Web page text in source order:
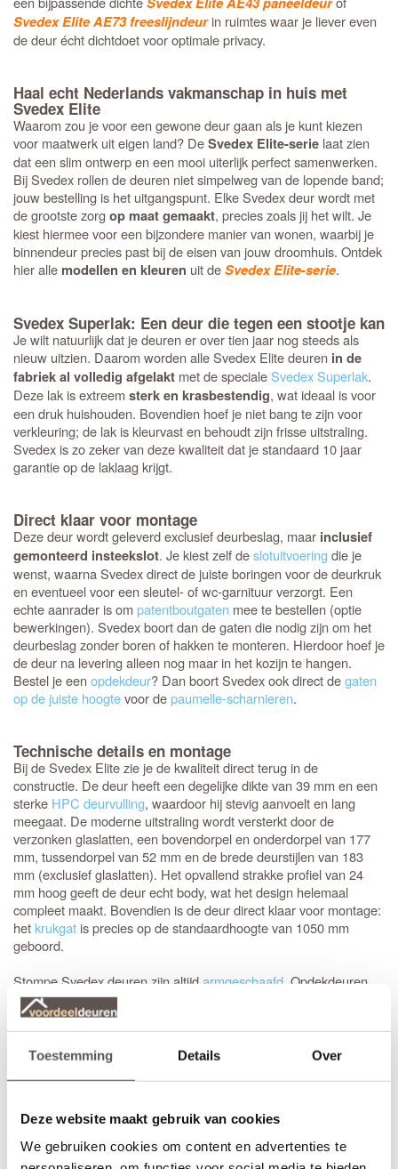
Toestemming Details Over
Deze website maakt gebruik van cookies
We gebruiken cookies om content en advertenties te
Svedex Elite AE73 freeslijndeurin ruimtes waar je liever even
de deur écht dichtdoet voor optimale privacy.
Haal echt Nederlands vakmanschap in huis met
Svedex Elite
Waarom zou je voor een gewone deur gaan als je kunt kiezen
voor maatwerk uit eigen land? DeSvedex Elite-serie laat zien
dat een slim ontwerp en een mooi uiterlijk perfect samenwerken.
Bij Svedex rollen de deuren niet simpelweg van de lopende band;
jouw bestelling is het uitgangspunt. Elke Svedex deur wordt met
de grootste zorgop maat gemaakt, precies zoals jij het wilt. Je
kiest hiermee voor een bijzondere manier van wonen, waarbij je
binnendeur precies past bij de eisen van jouw droomhuis. Ontdek
hier alle modellen en kleuren uit deSvedex Elite-serie.
Svedex Superlak: Een deur die tegen een stootje kan
Je wilt natuurlijk dat je deuren er over tien jaar nog steeds als
nieuw uitzien. Daarom worden alle Svedex Elite deuren in de
fabriek al volledig afgelakt met de specialeSvedex Superlak.
Deze lak is extreemsterk en krasbestendig, wat ideaal is voor
een druk huishouden. Bovendien hoef je niet bang te zijn voor
verkleuring; de lak is kleurvast en behoudt zijn frisse uitstraling.
Svedex is zo zeker van deze kwaliteit dat je standaard 10 jaar
garantie op de laklaag krijgt.
Direct klaar voor montage
Deze deur wordt geleverd exclusief deurbeslag, maar inclusief
gemonteerd insteekslot. Je kiest zelf deslotuitvoeringdie je
wenst, waarna Svedex direct de juiste boringen voor de deurkruk
en eventueel voor een sleutel- of wc-garnituur verzorgt. Een
echte aanrader is ompatentboutgaten mee te bestellen (optie
bewerkingen). Svedex boort dan de gaten die nodig zijn om het
deurbeslag zonder boren of hakken te monteren. Hierdoor hoef je
de deur na levering alleen nog maar in het kozijn te hangen.
Bestel je eenopdekdeur? Dan boort Svedex ook direct degaten
op de juiste hoogtevoor depaumelle-scharnieren.
Technische details en montage
Bij de Svedex Elite zie je de kwaliteit direct terug in de
constructie. De deur heeft een degelijke dikte van 39 mm en een
sterke HPC deurvulling, waardoor hij stevig aanvoelt en lang
meegaat. De moderne uitstraling wordt versterkt door de
verzonken glaslatten, een bovendorpel en onderdorpel van 177
mm, tussendorpel van 52 mm en de brede deurstijlen van 183
mm (exclusief glaslatten). Het opvallend strakke profiel van 24
mm hoog geeft de deur echt body, wat het design helemaal
compleet maakt. Bovendien is de deur direct klaar voor montage:
hetkrukgat is precies op de standaardhoogte van 1050 mm
geboord.
Stompe Svedex deuren zijn altijd armgeschaafd . Opdekdeuren
zijn altijd voorzien van boringen voor de scharnieren op
standaardhoogte. Bekijk de
Elk modelSvedex deur
is leverbaar in zowel een stompe als
afmeting. Het is voor beide uitvoeringen van belang dat je de
het slot al in de fabriek infreest, kan de deur niet omgedraaid
worden en is de keuze tussen links en rechtsvan groot belang.